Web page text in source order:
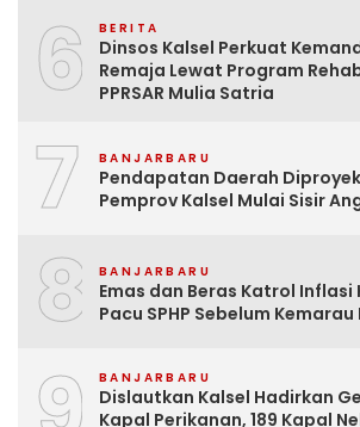
6 BERITA
Dinsos Kalsel Perkuat
Remaja Lewat Program
PPRSAR Mulia Satria
7 BANJARBARU
Pendapatan Daerah
Pemprov Kalsel Mulai Sisir
8 BANJARBARU
Emas dan Beras Katrol Inflasi
Pacu SPHP Sebelum
BANJARBARU
Dislautkan Kalsel Hadirkan
Kapal Perikanan, 189 Kapal